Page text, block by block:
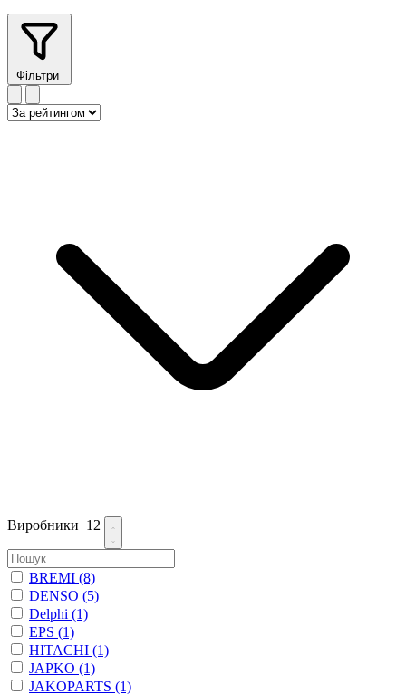
Фільтри
Виробники 12
BREMI (8)
DENSO (5)
Delphi (1)
EPS (1)
HITACHI (1)
JAPKO (1)
JAKOPARTS (1)